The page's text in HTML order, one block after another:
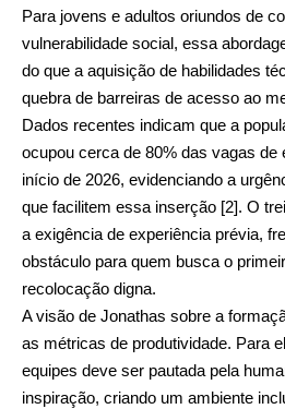
Para jovens e adultos oriundos de
vulnerabilidade social, essa
do que a aquisição de habilidades
quebra de barreiras de acesso ao
Dados recentes indicam que a
ocupou cerca de 80% das vagas de
início de 2026, evidenciando a
que facilitem essa inserção [2]. O
a exigência de experiência prévia,
obstáculo para quem busca o
recolocação digna.
A visão de Jonathas sobre a
as métricas de produtividade. Para
equipes deve ser pautada pela
inspiração, criando um ambiente